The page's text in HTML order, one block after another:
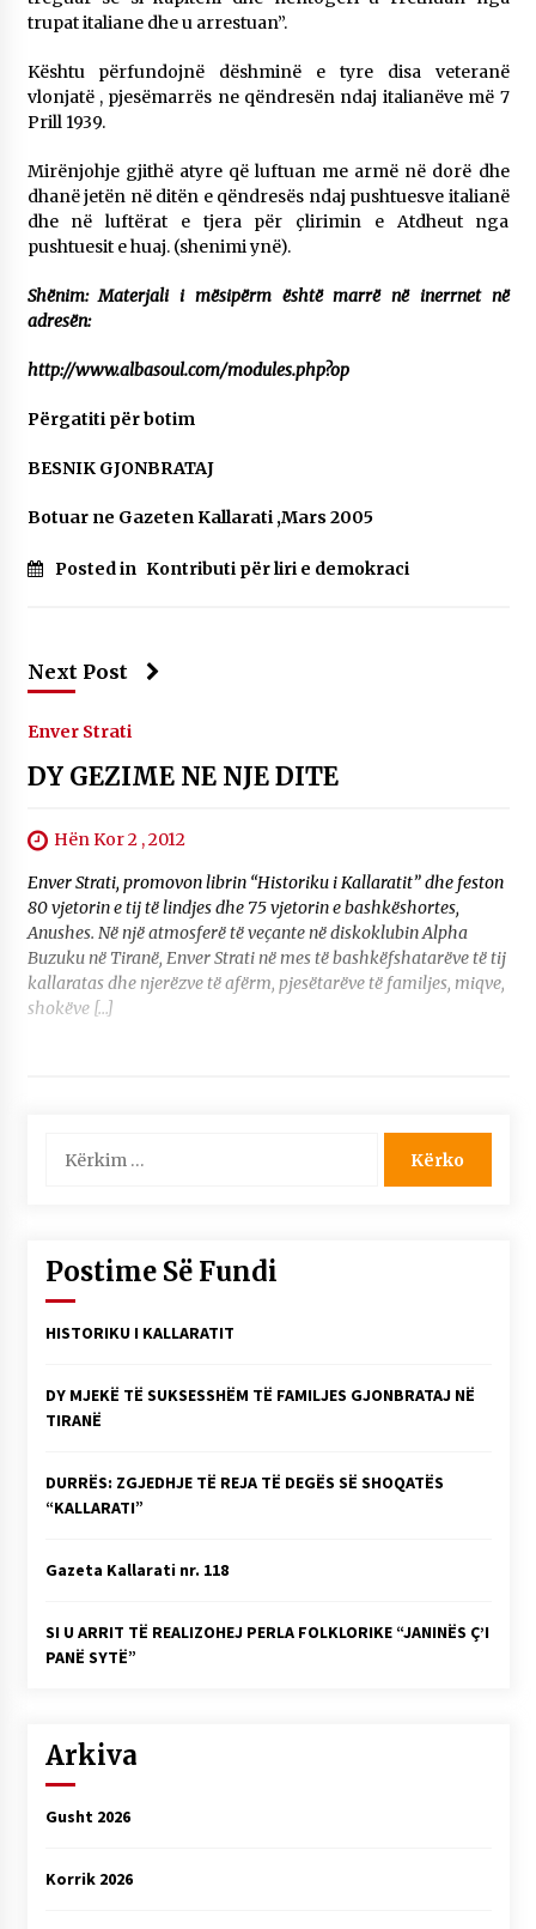
trupat italiane dhe u arrestuan”.
Kështu përfundojnë dëshminë e tyre disa veteranë
vlonjatë , pjesëmarrës ne qëndresën ndaj italianëve më 7
Prill 1939.
Mirënjohje gjithë atyre që luftuan me armë në dorë dhe
dhanë jetën në ditën e qëndresës ndaj pushtuesve italianë
dhe në luftërat e tjera për çlirimin e Atdheut nga
pushtuesit e huaj. (shenimi ynë).
Shënim: Materjali i mësipërm është marrë në inerrnet në
adresën:
http://www.albasoul.com/modules.php?op
Përgatiti për botim
BESNIK GJONBRATAJ
Botuar ne Gazeten Kallarati ,Mars 2005
Posted in Kontributi për liri e demokraci
Next Post
Enver Strati
DY GEZIME NE NJE DITE
Hën Kor 2 , 2012
Enver Strati, promovon librin “Historiku i Kallaratit” dhe feston
80 vjetorin e tij të lindjes dhe 75 vjetorin e bashkëshortes,
Anushes. Në një atmosferë të veçante në diskoklubin Alpha
Buzuku në Tiranë, Enver Strati në mes të bashkëfshatarëve të tij
kallaratas dhe njerëzve të afërm, pjesëtarëve të familjes, miqve,
shokëve […]
për:
Postime Së Fundi
HISTORIKU I KALLARATIT
DY MJEKË TË SUKSESSHËM TË FAMILJES GJONBRATAJ NË
TIRANË
DURRËS: ZGJEDHJE TË REJA TË DEGËS SË SHOQATËS
“KALLARATI”
Gazeta Kallarati nr. 118
SI U ARRIT TË REALIZOHEJ PERLA FOLKLORIKE “JANINËS Ç’I
PANË SYTË”
Arkiva
Gusht 2026
Korrik 2026